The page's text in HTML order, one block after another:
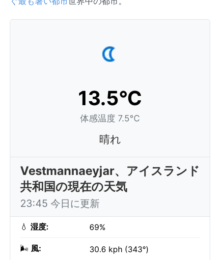
13.5°C
体感温度 7.5°C
晴れ
Vestmannaeyjar、アイスランド
共和国の現在の天気
23:45 今日に更新
💧 湿度: 69%
🌬️ 風: 30.6 kph (343°)